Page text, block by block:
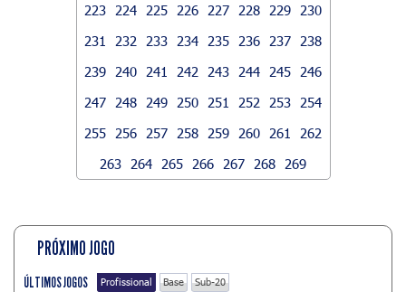
223
224 225 226 227 228 229
230
231
232 233 234 235 236 237
238
239
240 241 242 243 244 245
246
247
248 249 250 251 252 253
254
255
256 257 258 259 260 261
262
263
264 265 266 267 268 269
PRÓXIMO JOGO
ÚLTIMOS JOGOS Profissional Base Sub-20